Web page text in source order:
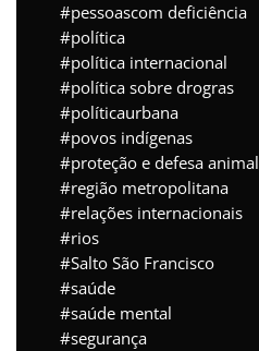
pessoascom deficiência
política
política internacional
política sobre drogras
políticaurbana
povos indígenas
proteção e defesa animal
região metropolitana
relações internacionais
rios
Salto São Francisco
saúde
saúde mental
segurança